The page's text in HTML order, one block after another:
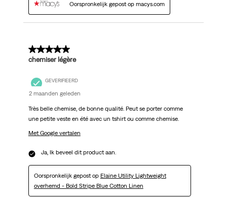
Oorspronkelijk gepost op macys.com
5 van 5 sterren.
chemiser légère
GEVERIFIEERD
2 maanden geleden
Très belle chemise, de bonne qualité. Peut se porter comme
une petite veste en été avec un tshirt ou comme chemise.
Met Google vertalen
Ja, Ik beveel dit product aan.
Oorspronkelijk gepost op Elaine Utility Lightweight
overhemd - Bold Stripe Blue Cotton Linen